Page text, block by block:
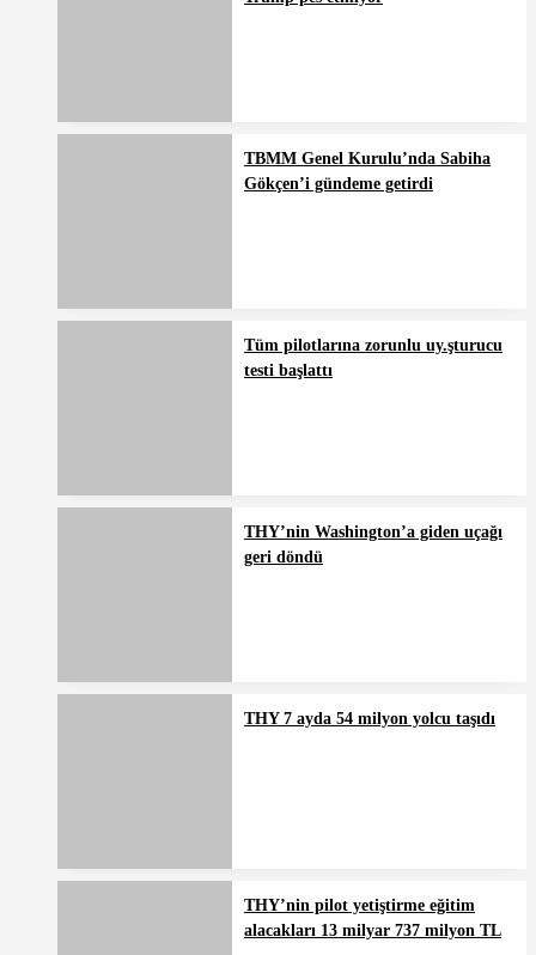
TBMM Genel Kurulu’nda Sabiha
Gökçen’i gündeme getirdi
Tüm pilotlarına zorunlu uy.şturucu
testi başlattı
THY’nin Washington’a giden uçağı
geri döndü
THY 7 ayda 54 milyon yolcu taşıdı
THY’nin pilot yetiştirme eğitim
alacakları 13 milyar 737 milyon TL